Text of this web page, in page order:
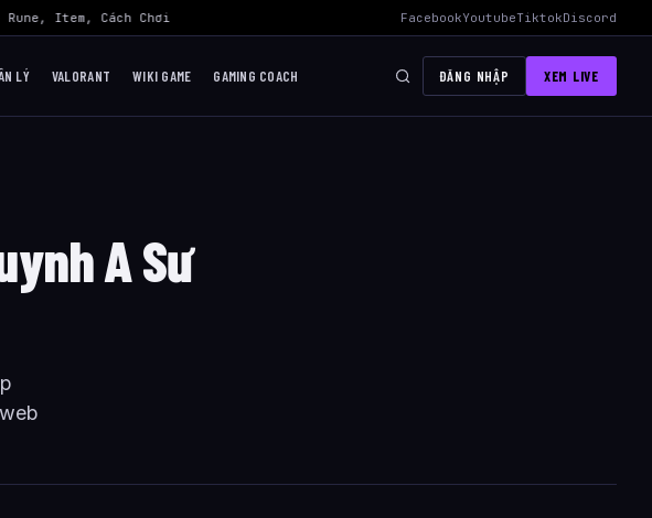
Item, Cách Chơi Mid Hiệu Quả Nhất AWC 2026 Liên Quân Mobile – Lịch Thi Đấu,
FacebookYoutubeTiktokDiscord
LÝ VALORANT WIKI GAME GAMING COACH ĐĂNG NHẬP XEM LIVE
A Sư